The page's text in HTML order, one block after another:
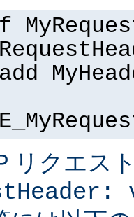
リクエス